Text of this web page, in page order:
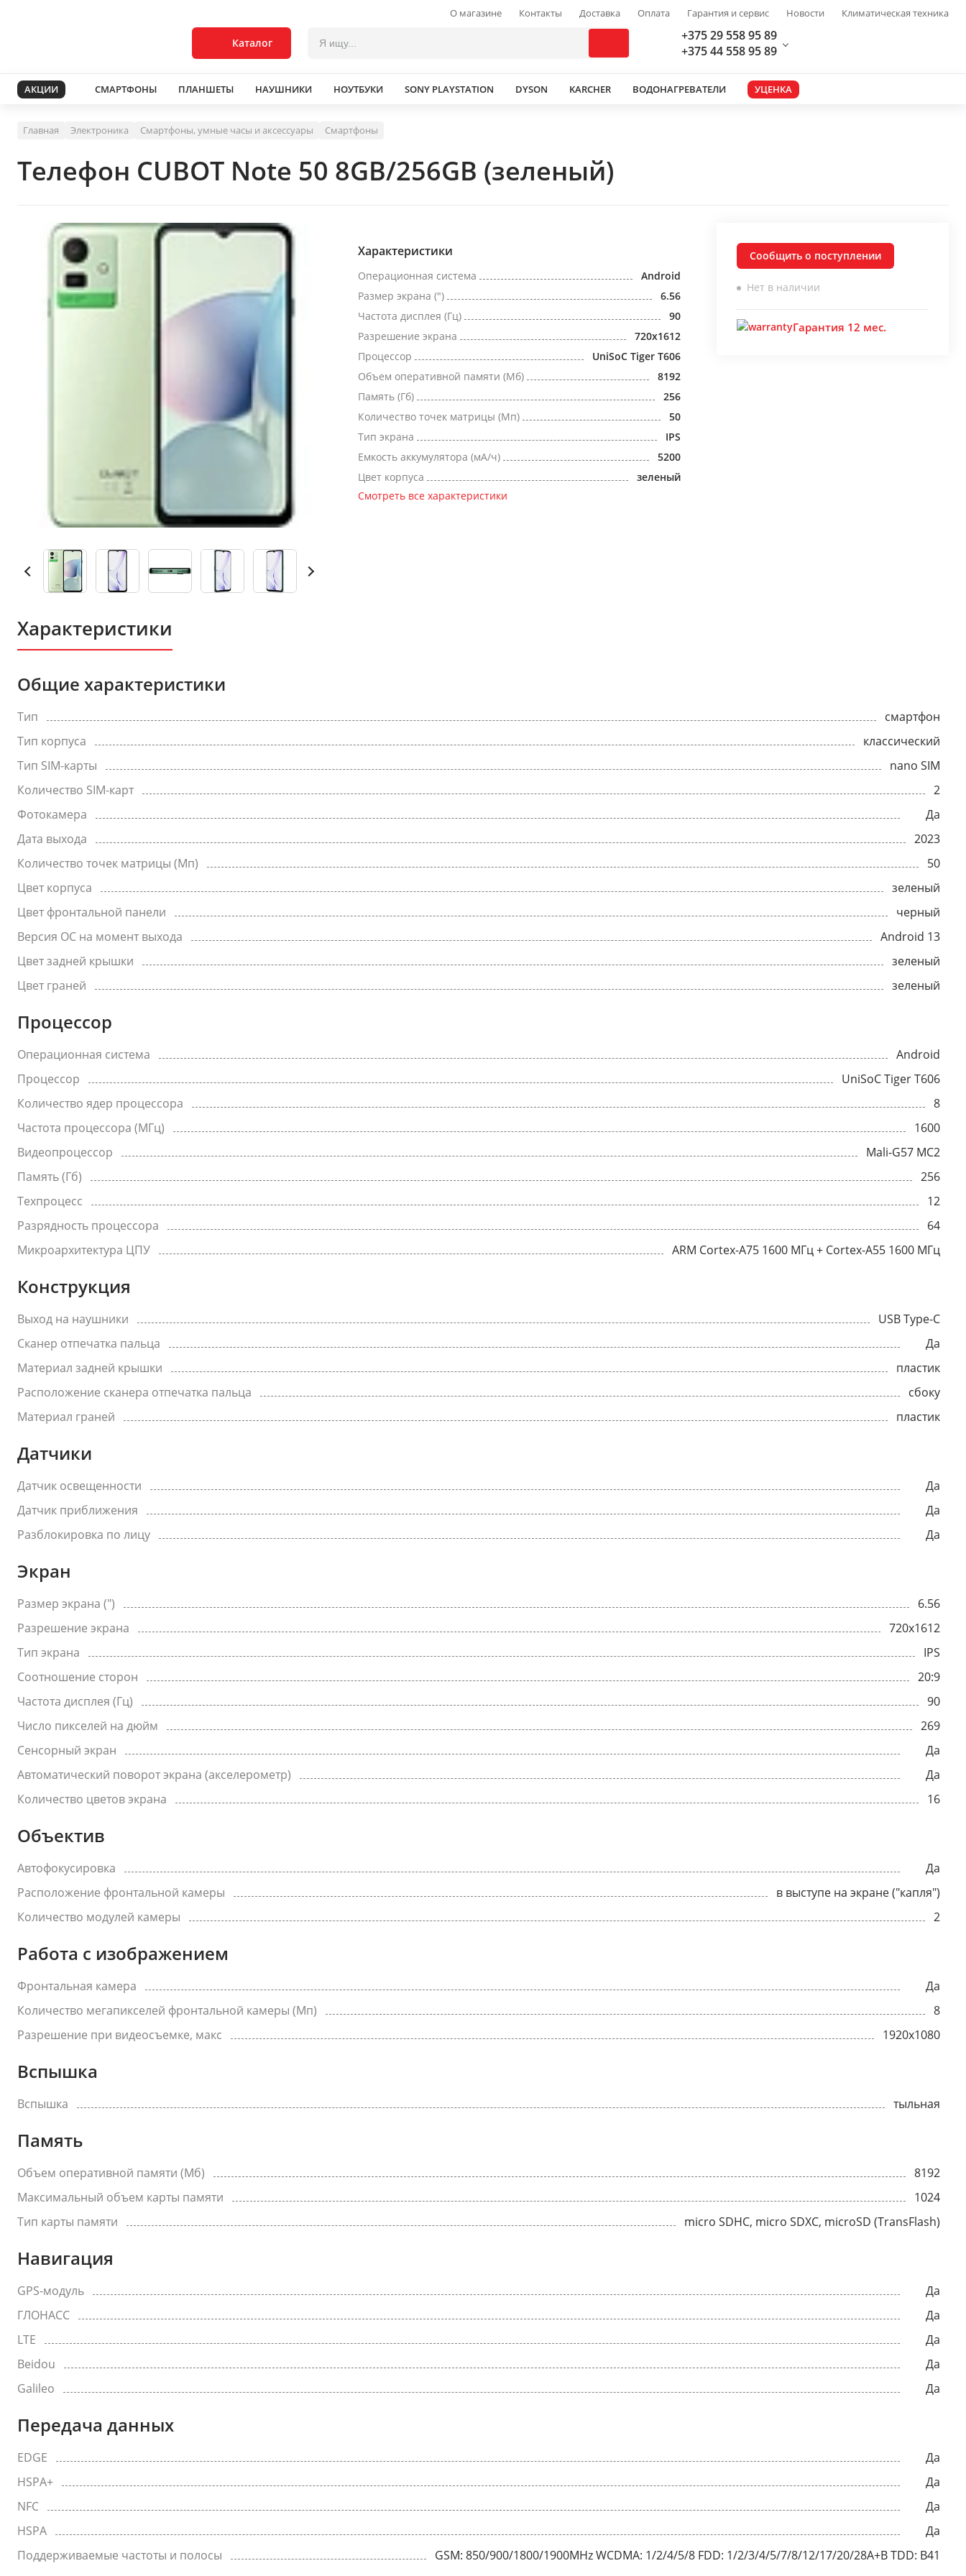
О магазине Контакты Доставка Оплата Гарантия и сервис Новости Климатическая техника
Каталог
+375 29 558 95 89
+375 44 558 95 89
АКЦИИ СМАРТФОНЫ ПЛАНШЕТЫ НАУШНИКИ НОУТБУКИ SONY PLAYSTATION DYSON KARCHER ВОДОНАГРЕВАТЕЛИ УЦЕНКА
Главная Электроника Смартфоны, умные часы и аксессуары Смартфоны
Телефон CUBOT Note 50 8GB/256GB (зеленый)
Характеристики
Операционная система
Android
Размер экрана (")
6.56
Частота дисплея (Гц)
90
Разрешение экрана
720x1612
Процессор
UniSoC Tiger T606
Объем оперативной памяти (Мб)
8192
Память (Гб)
256
Количество точек матрицы (Мп)
50
Тип экрана
IPS
Емкость аккумулятора (мА/ч)
5200
Цвет корпуса
зеленый
Смотреть все характеристики
Сообщить о поступлении
Нет в наличии
Гарантия 12 мес.
Характеристики
Общие характеристики
Тип
смартфон
Тип корпуса
классический
Тип SIM-карты
nano SIM
Количество SIM-карт
2
Фотокамера
Да
Дата выхода
2023
Количество точек матрицы (Мп)
50
Цвет корпуса
зеленый
Цвет фронтальной панели
черный
Версия ОС на момент выхода
Android 13
Цвет задней крышки
зеленый
Цвет граней
зеленый
Процессор
Операционная система
Android
Процессор
UniSoC Tiger T606
Количество ядер процессора
8
Частота процессора (МГц)
1600
Видеопроцессор
Mali-G57 MC2
Память (Гб)
256
Техпроцесс
12
Разрядность процессора
64
Микроархитектура ЦПУ
ARM Cortex-A75 1600 МГц + Cortex-A55 1600 МГц
Конструкция
Выход на наушники
USB Type-C
Сканер отпечатка пальца
Да
Материал задней крышки
пластик
Расположение сканера отпечатка пальца
сбоку
Материал граней
пластик
Датчики
Датчик освещенности
Да
Датчик приближения
Да
Разблокировка по лицу
Да
Экран
Размер экрана (")
6.56
Разрешение экрана
720x1612
Тип экрана
IPS
Соотношение сторон
20:9
Частота дисплея (Гц)
90
Число пикселей на дюйм
269
Сенсорный экран
Да
Автоматический поворот экрана (акселерометр)
Да
Количество цветов экрана
16
Объектив
Автофокусировка
Да
Расположение фронтальной камеры
в выступе на экране ("капля")
Количество модулей камеры
2
Работа с изображением
Фронтальная камера
Да
Количество мегапикселей фронтальной камеры (Мп)
8
Разрешение при видеосъемке, макс
1920x1080
Вспышка
Вспышка тыльная
Память
Объем оперативной памяти (Мб)
8192
Максимальный объем карты памяти
1024
Тип карты памяти
micro SDHC, micro SDXC, microSD (TransFlash)
Навигация
GPS-модуль
Да
ГЛОНАСС
Да
LTE
Да
Beidou
Да
Galileo
Да
Передача данных
EDGE
Да
HSPA+
Да
NFC
Да
HSPA
Да
Поддерживаемые частоты и полосы
GSM: 850/900/1800/1900MHz WCDMA: 1/2/4/5/8 FDD: 1/2/3/4/5/7/8/12/17/20/28A+B TDD: B41